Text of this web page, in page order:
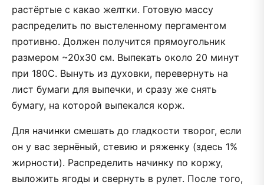
растёртые с какао желтки. Готовую массу
распределить по выстеленному пергаментом
противню. Должен получится прямоугольник
размером ~20х30 см. Выпекать около 20 минут
при 180С. Вынуть из духовки, перевернуть на
лист бумаги для выпечки, и сразу же снять
бумагу, на которой выпекался корж.
Для начинки смешать до гладкости творог, если
он у вас зернёный, стевию и ряженку (здесь 1%
жирности). Распределить начинку по коржу,
выложить ягоды и свернуть в рулет. После того,